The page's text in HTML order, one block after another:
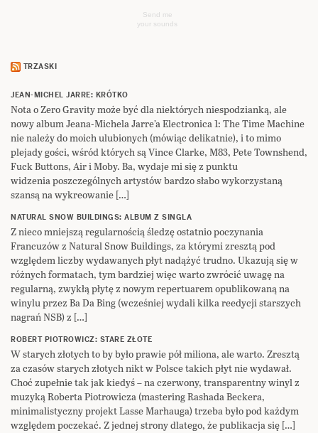
Send me
your sounds
TRZASKI
JEAN-MICHEL JARRE: KRÓTKO
Nota o Zero Gravity może być dla niektórych niespodzianką, ale
nowy album Jeana-Michela Jarre’a Electronica 1: The Time Machine
nie należy do moich ulubionych (mówiąc delikatnie), i to mimo
plejady gości, wśród których są Vince Clarke, M83, Pete Townshend,
Fuck Buttons, Air i Moby. Ba, wydaje mi się z punktu
widzenia poszczególnych artystów bardzo słabo wykorzystaną
szansą na wykreowanie […]
NATURAL SNOW BUILDINGS: ALBUM Z SINGLA
Z nieco mniejszą regularnością śledzę ostatnio poczynania
Francuzów z Natural Snow Buildings, za którymi zresztą pod
względem liczby wydawanych płyt nadążyć trudno. Ukazują się w
różnych formatach, tym bardziej więc warto zwrócić uwagę na
regularną, zwykłą płytę z nowym repertuarem opublikowaną na
winylu przez Ba Da Bing (wcześniej wydali kilka reedycji starszych
nagrań NSB) z […]
ROBERT PIOTROWICZ: STARE ZŁOTE
W starych złotych to by było prawie pół miliona, ale warto. Zresztą
za czasów starych złotych nikt w Polsce takich płyt nie wydawał.
Choć zupełnie tak jak kiedyś – na czerwony, transparentny winyl z
muzyką Roberta Piotrowicza (mastering Rashada Beckera,
minimalistyczny projekt Lasse Marhauga) trzeba było pod każdym
względem poczekać. Z jednej strony dlatego, że publikacja się […]